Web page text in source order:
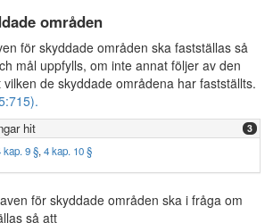
områden
för skyddade områden ska fastställas så
mål uppfylls, om inte annat följer av den
de skyddade områdena har fastställts.
hit 3
kap. 9 §, 4 kap. 10 §
för skyddade områden ska i fråga om
så att